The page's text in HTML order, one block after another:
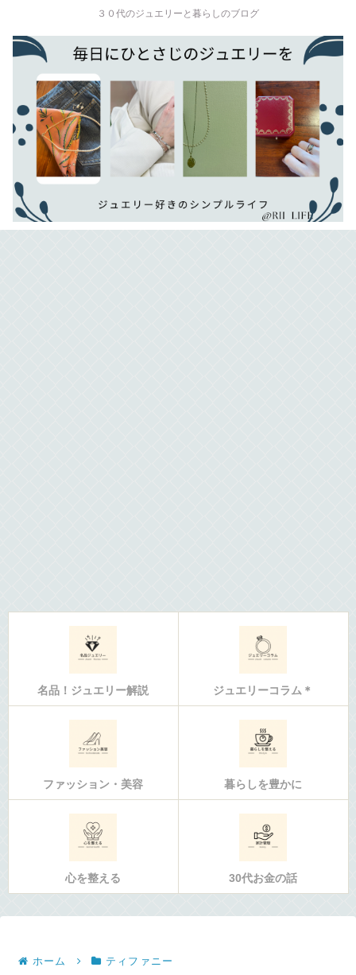
３０代のジュエリーと暮らしのブログ
名品！ジュエリー解説 ジュエリーコラム＊
ファッション・美容 暮らしを豊かに
心を整える 30代お金の話
ホーム ティファニー